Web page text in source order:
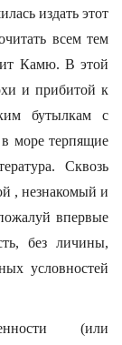
издать этот
всем тем
Камю. В этой
и прибитой к
бутылкам с
море терпящие
Сквозь
, незнакомый и
впервые
без личины,
условностей
(или